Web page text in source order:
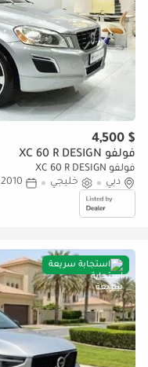
$ 4,500
فولفو XC 60 R DESIGN
فولفو XC 60 R DESIGN
دبي
خليجي 2010
استجابة سريعة